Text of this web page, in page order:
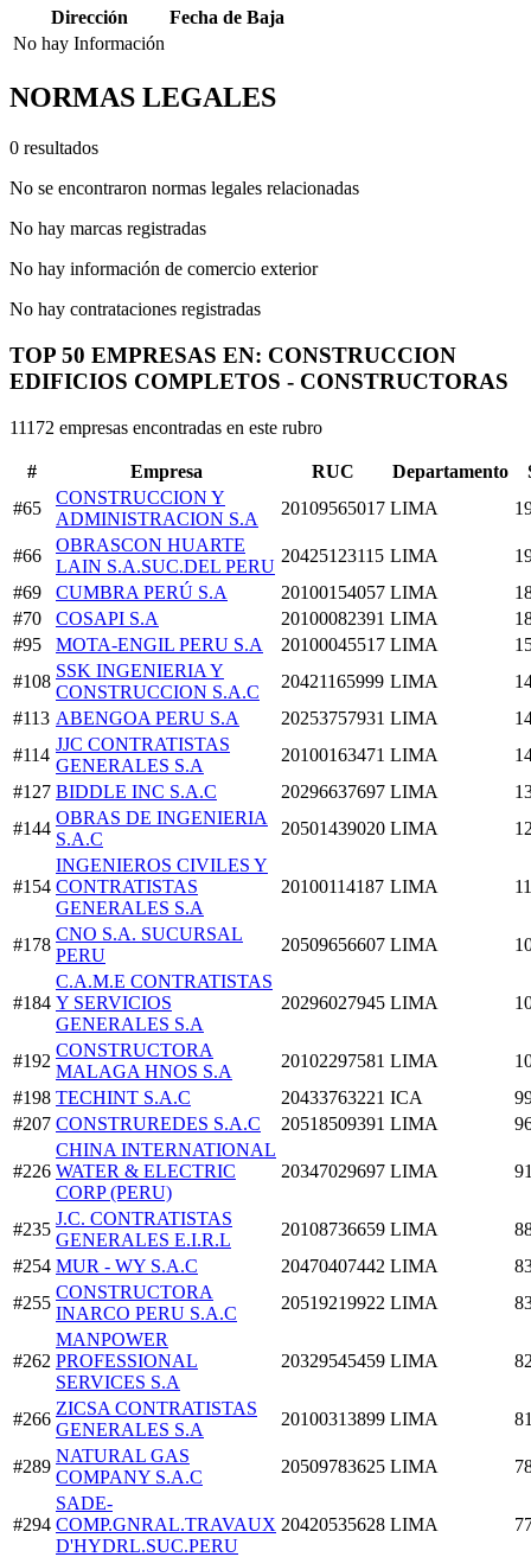
Dirección
Fecha de Baja
No hay Información
NORMAS LEGALES
0 resultados
No se encontraron normas legales relacionadas
No hay marcas registradas
No hay información de comercio exterior
No hay contrataciones registradas
TOP 50 EMPRESAS EN: CONSTRUCCION
EDIFICIOS COMPLETOS - CONSTRUCTORAS
11172 empresas encontradas en este rubro
# Empresa RUC Departamento
#65
CONSTRUCCION Y
ADMINISTRACION S.A
20109565017 LIMA
#66
OBRASCON HUARTE
LAIN S.A.SUC.DEL PERU
20425123115 LIMA
#69
CUMBRA PERÚ S.A 20100154057 LIMA
#70
COSAPI S.A 20100082391 LIMA
#95
MOTA-ENGIL PERU S.A 20100045517 LIMA
#108
SSK INGENIERIA Y
CONSTRUCCION S.A.C
20421165999 LIMA
#113 ABENGOA PERU S.A 20253757931 LIMA
#114
JJC CONTRATISTAS
GENERALES S.A
20100163471 LIMA
#127 BIDDLE INC S.A.C 20296637697 LIMA
#144
OBRAS DE INGENIERIA
S.A.C
20501439020 LIMA
#154
INGENIEROS CIVILES Y
CONTRATISTAS
GENERALES S.A
20100114187 LIMA
#178
CNO S.A. SUCURSAL
PERU
20509656607 LIMA
#184
C.A.M.E CONTRATISTAS
Y SERVICIOS
GENERALES S.A
20296027945 LIMA
#192
CONSTRUCTORA
MALAGA HNOS S.A
20102297581 LIMA
#198 TECHINT S.A.C 20433763221 ICA
#207 CONSTRUREDES S.A.C 20518509391 LIMA
#226
CHINA INTERNATIONAL
WATER & ELECTRIC
CORP (PERU)
20347029697 LIMA
#235
J.C. CONTRATISTAS
GENERALES E.I.R.L
20108736659 LIMA
#254 MUR - WY S.A.C 20470407442 LIMA
#255
CONSTRUCTORA
INARCO PERU S.A.C
20519219922 LIMA
#262
MANPOWER
PROFESSIONAL
SERVICES S.A
20329545459 LIMA
#266
ZICSA CONTRATISTAS
GENERALES S.A
20100313899 LIMA
#289
NATURAL GAS
COMPANY S.A.C
20509783625 LIMA
#294
SADE-
COMP.GNRAL.TRAVAUX
D'HYDRL.SUC.PERU
20420535628 LIMA